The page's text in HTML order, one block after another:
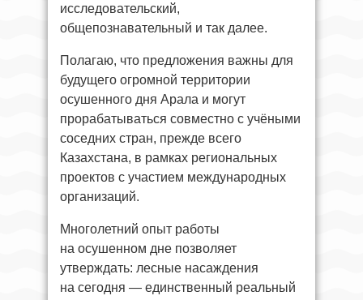
исследовательский,
общепознавательный и так далее.
Полагаю, что предложения важны для
будущего огромной территории
осушенного дня Арала и могут
прорабатываться совместно с учёными
соседних стран, прежде всего
Казахстана, в рамках региональных
проектов с участием международных
организаций.
Многолетний опыт работы
на осушенном дне позволяет
утверждать: лесные насаждения
на сегодня — единственный реальный